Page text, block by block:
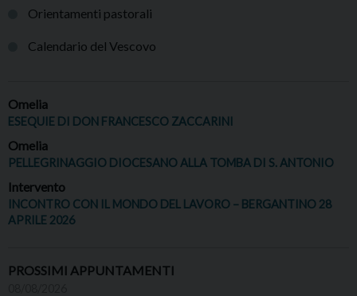
Orientamenti pastorali
Calendario del Vescovo
Omelia
ESEQUIE DI DON FRANCESCO ZACCARINI
Omelia
PELLEGRINAGGIO DIOCESANO ALLA TOMBA DI S. ANTONIO
Intervento
INCONTRO CON IL MONDO DEL LAVORO – BERGANTINO 28
APRILE 2026
PROSSIMI APPUNTAMENTI